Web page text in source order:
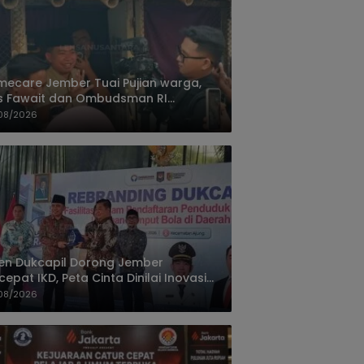
Jember Tuai Pujian warga,
Fawait dan Ombudsman RI
Layanan Kesehatan Rumah
2026
Dukcapil Dorong Jember
IKD, Peta Cinta Dinilai Inovasi
Terbaik
2026